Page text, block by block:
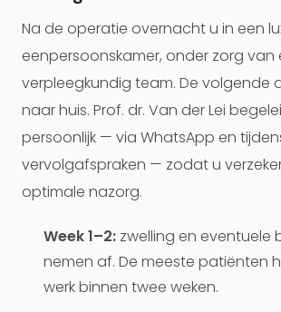
Na de operatie overnacht u in een
eenpersoonskamer, onder zorg van
verpleegkundig team. De volgende
naar huis. Prof. dr. Van der Lei
persoonlijk — via WhatsApp en
vervolgafspraken — zodat u
optimale nazorg.
Week 1–2: zwelling en eventuele
nemen af. De meeste patiënten
werk binnen twee weken.